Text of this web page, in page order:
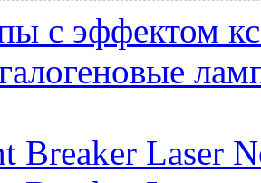
с эффектом
Breaker Laser